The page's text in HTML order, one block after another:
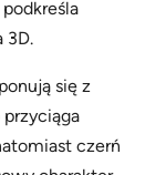
3D.
się z
czerń